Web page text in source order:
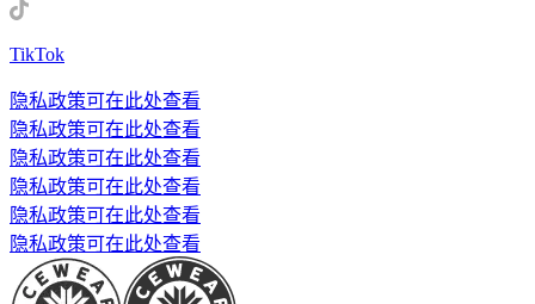
TikTok
隐私政策可在此处查看
隐私政策可在此处查看
隐私政策可在此处查看
隐私政策可在此处查看
隐私政策可在此处查看
隐私政策可在此处查看